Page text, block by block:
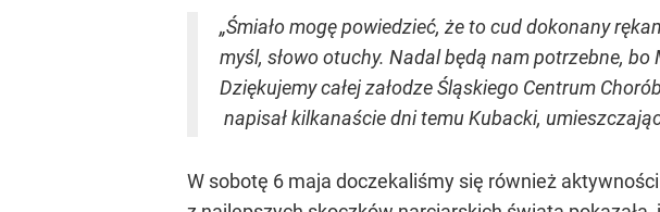
„Śmiało mogę powiedzieć, że to cud dokonany
myśl, słowo otuchy. Nadal będą nam potrzebne,
Dziękujemy całej załodze Śląskiego Centrum
napisał kilkanaście dni temu Kubacki,
W sobotę 6 maja doczekaliśmy się również